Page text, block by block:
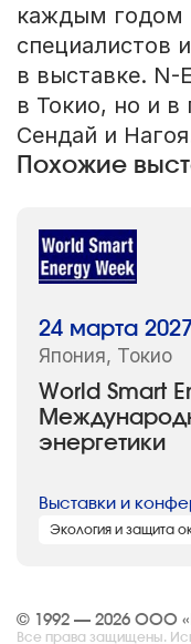
каждым годом
специалистов
в выставке. N-
в Токио, но и в
Сендай и
Похожие
World Smart
энергетики
24 марта
Япония, Токио
Выставки и
Экология и защита
© 1992 — 2026 ООО
Все права защищены.